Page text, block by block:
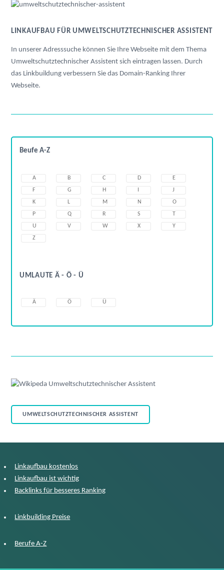
LINKAUFBAU FÜR UMWELTSCHUTZTECHNISCHER ASSISTENT
In unserer Adresssuche können Sie Ihre Webseite mit dem Thema
Umweltschutztechnischer Assistent sich eintragen lassen. Durch
das Linkbuildung verbessern Sie das Domain-Ranking Ihrer
Webseite.
Beufe A-Z
A B C D
E
F
G H
J
K
L M N
O
P
Q R S
T
U
V W X
Y
Z
UMLAUTE Ä - Ö - Ü
Ä Ö Ü
UMWELTSCHUTZTECHNISCHER ASSISTENT
Linkaufbau kostenlos
Linkaufbau ist wichtig
Backlinks für besseres Ranking
Linkbuilding Preise
Berufe A-Z